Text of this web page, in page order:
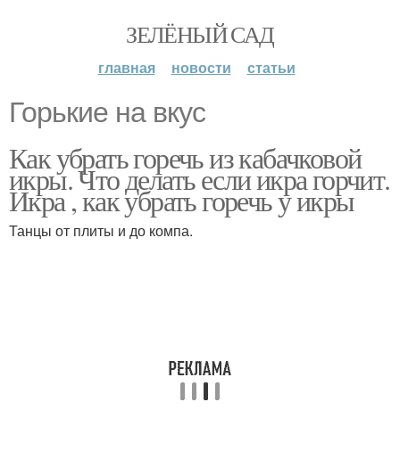
ЗЕЛЁНЫЙ САД
главная новости статьи
Горькие на вкус
Как убрать горечь из кабачковой
икры. Что делать если икра горчит.
Икра , как убрать горечь у икры
Танцы от плиты и до компа.